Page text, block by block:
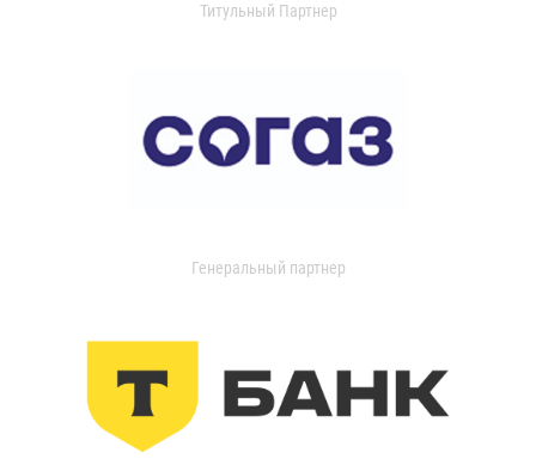
Титульный Партнер
Генеральный партнер